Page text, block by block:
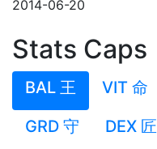
2014-06-20
Stats Caps
BAL 王 VIT 命
GRD 守
DEX 匠